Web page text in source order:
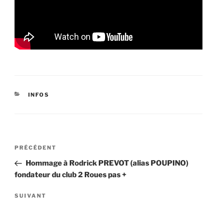
CATÉGORIES
INFOS
Navigation
l’article
Article
précédent
PRÉCÉDENT
Hommage à Rodrick PREVOT (alias POUPINO)
fondateur du club 2 Roues pas +
Article
SUIVANT